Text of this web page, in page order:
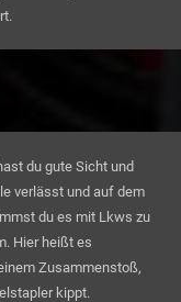
du gute Sicht und
verlässt und auf dem
du es mit Lkws zu
Hier heißt es
Zusammenstoß,
kippt.